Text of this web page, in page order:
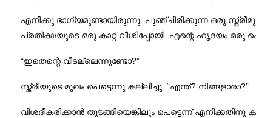
എനിക്കു ഭാഗ്യമുണ്ടായിരുന്നു. പുഞ്ചിരിക്കുന്ന ഒരു
പ്രതീക്ഷയുടെ ഒരു കാറ്റ് വീശിപ്പോയി. എന്റെ ഹൃദയം
“ഇതെന്റെ വീടല്ലെന്നുണ്ടോ?”
സ്ത്രീയുടെ മുഖം പെട്ടെന്നു കല്ലിച്ചു. “എന്ത്? നിങ്ങളാരാ?”
വിശദീകരിക്കാൻ തുടങ്ങിയെങ്കിലും പെട്ടെന്ന്